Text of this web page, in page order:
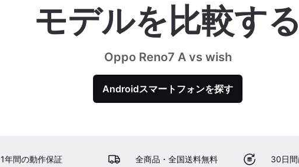
モデルを比較する
Oppo Reno7 A vs wish
Androidスマートフォンを探す
1年間の動作保証 全商品・全国送料無料 30日